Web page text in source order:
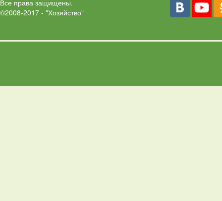
Все права защищены.
©2008-2017 - "Хозяйство"